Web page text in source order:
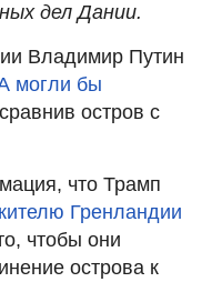
дел Дании.
Владимир Путин
могли бы
остров с
что Трамп
Гренландии
чтобы они
острова к